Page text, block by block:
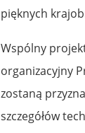
pięknych
Wspólny
organizacyjny
zostaną
szczegółów